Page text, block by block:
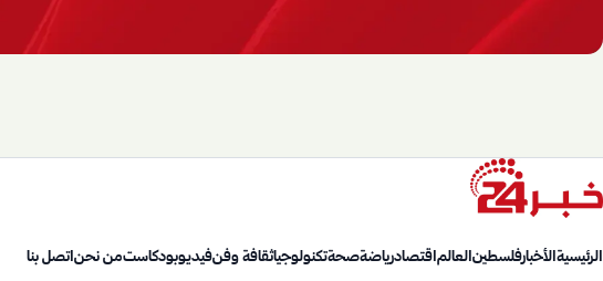
الرئيسيةالأخبارفلسطينالعالماقتصادرياضةصحةتكنولوجياثقافة وفنفيديوبودكاستمن نحناتصل بنا